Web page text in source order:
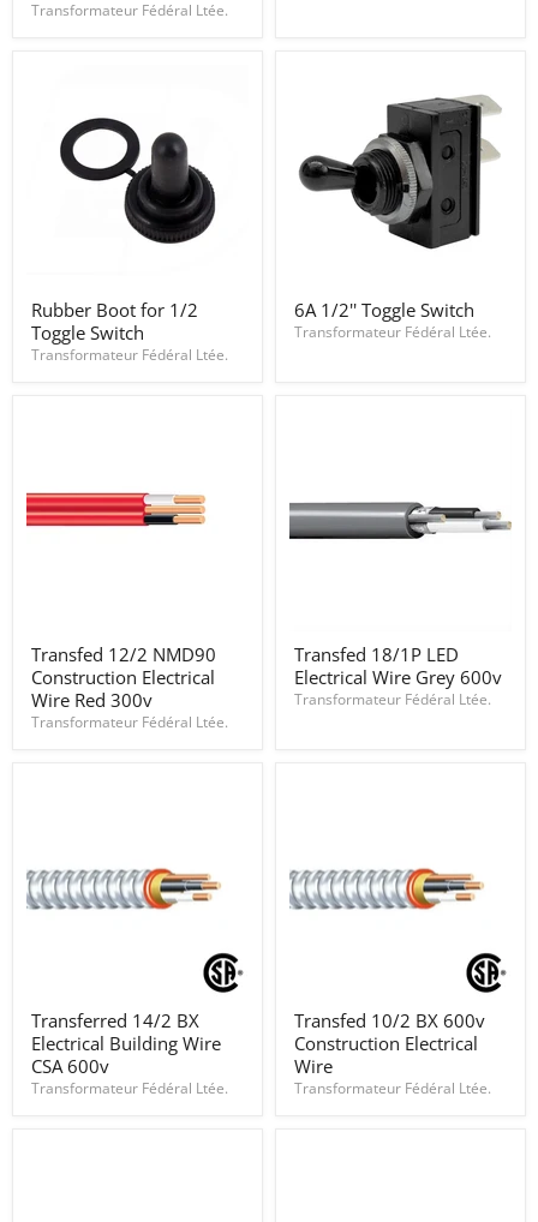
25mm)
Bracket
Transformateur Fédéral Ltée.
Boot
for
1/2
Rubber Boot for 1/2
Toggle Switch
Transformateur Fédéral Ltée.
1/2''
Toggle
6A 1/2'' Toggle Switch
Transformateur Fédéral Ltée.
12/2
NMD90
Construction
Electrical
Wire
Transfed 12/2 NMD90
Construction Electrical
Wire Red 300v
Transformateur Fédéral Ltée.
18/1P
LED
Electrical
Transfed 18/1P LED
Electrical Wire Grey 600v
Transformateur Fédéral Ltée.
14/2
BX
Electrical
Building
Transferred 14/2 BX
Electrical Building Wire
CSA 600v
Transformateur Fédéral Ltée.
10/2
BX
600v
Construction
Transfed 10/2 BX 600v
Construction Electrical
Wire
Transformateur Fédéral Ltée.